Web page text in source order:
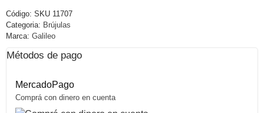
Código: SKU 11707
Categoria: Brújulas
Marca: Galileo
Métodos de pago
MercadoPago
Comprá con dinero en cuenta